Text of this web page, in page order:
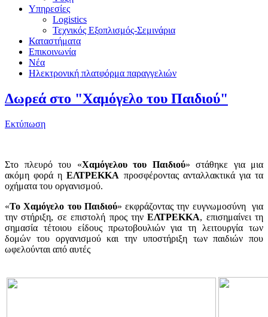
Υπηρεσίες
Logistics
Τεχνικός Εξοπλισμός-Σεμινάρια
Καταστήματα
Επικοινωνία
Νέα
Ηλεκτρονική πλατφόρμα παραγγελιών
Δωρεά στο "Χαμόγελο του Παιδιού"
Εκτύπωση
Στο πλευρό του «Χαμόγελου του Παιδιού» στάθηκε για μια
ακόμη φορά ηΕΛΤΡΕΚΚΑ προσφέροντας ανταλλακτικά για τα
οχήματα του οργανισμού.
«Το Χαμόγελο του Παιδιού» εκφράζοντας την ευγνωμοσύνη για
την στήριξη, σε επιστολή προς τηνΕΛΤΡΕΚΚΑ, επισημαίνει τη
σημασία τέτοιου είδους πρωτοβουλιών για τη λειτουργία των
δομών του οργανισμού και την υποστήριξη των παιδιών που
ωφελούνται από αυτές